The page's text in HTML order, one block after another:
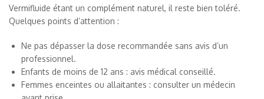
Vermifluide étant un complément naturel, il reste bien toléré.
Quelques points d’attention :
Ne pas dépasser la dose recommandée sans avis d’un
professionnel.
Enfants de moins de 12 ans : avis médical conseillé.
Femmes enceintes ou allaitantes : consulter un médecin